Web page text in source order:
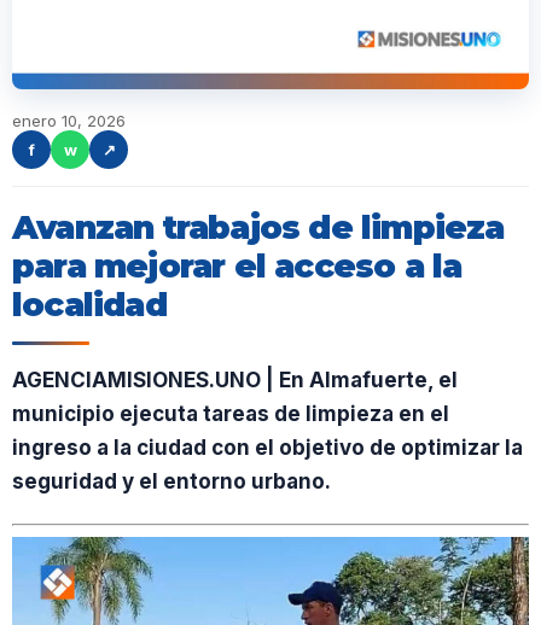
enero 10, 2026
f
w ↗
Avanzan trabajos de limpieza
para mejorar el acceso a la
localidad
AGENCIAMISIONES.UNO | En Almafuerte, el
municipio ejecuta tareas de limpieza en el
ingreso a la ciudad con el objetivo de optimizar la
seguridad y el entorno urbano.